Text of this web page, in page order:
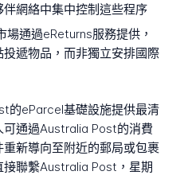
網絡中集中控制這些程序
場通過eReturns服務提供，
遞物品，而非獨立安排國際
的eParcel基礎設施提供最清
通過Australia Post的消費
新導向至附近的郵局或包裹
聯繫Australia Post，星期